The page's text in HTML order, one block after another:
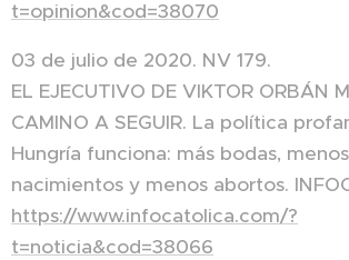
t=opinion&cod=38070
03 de julio de 2020. NV 179.
EL EJECUTIVO DE VIKTOR ORBÁN
CAMINO A SEGUIR. La política
Hungría funciona: más bodas,
nacimientos y menos abortos.
https://www.infocatolica.com/?
t=noticia&cod=38066